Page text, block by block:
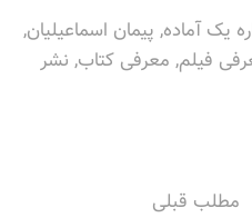
یک آماده, پیمان اسماعیلیان,
فیلم, معرفی کتاب, نشر
مطلب قبلی